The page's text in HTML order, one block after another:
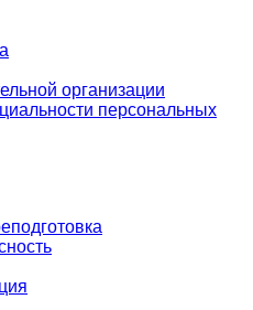
организации
персональных